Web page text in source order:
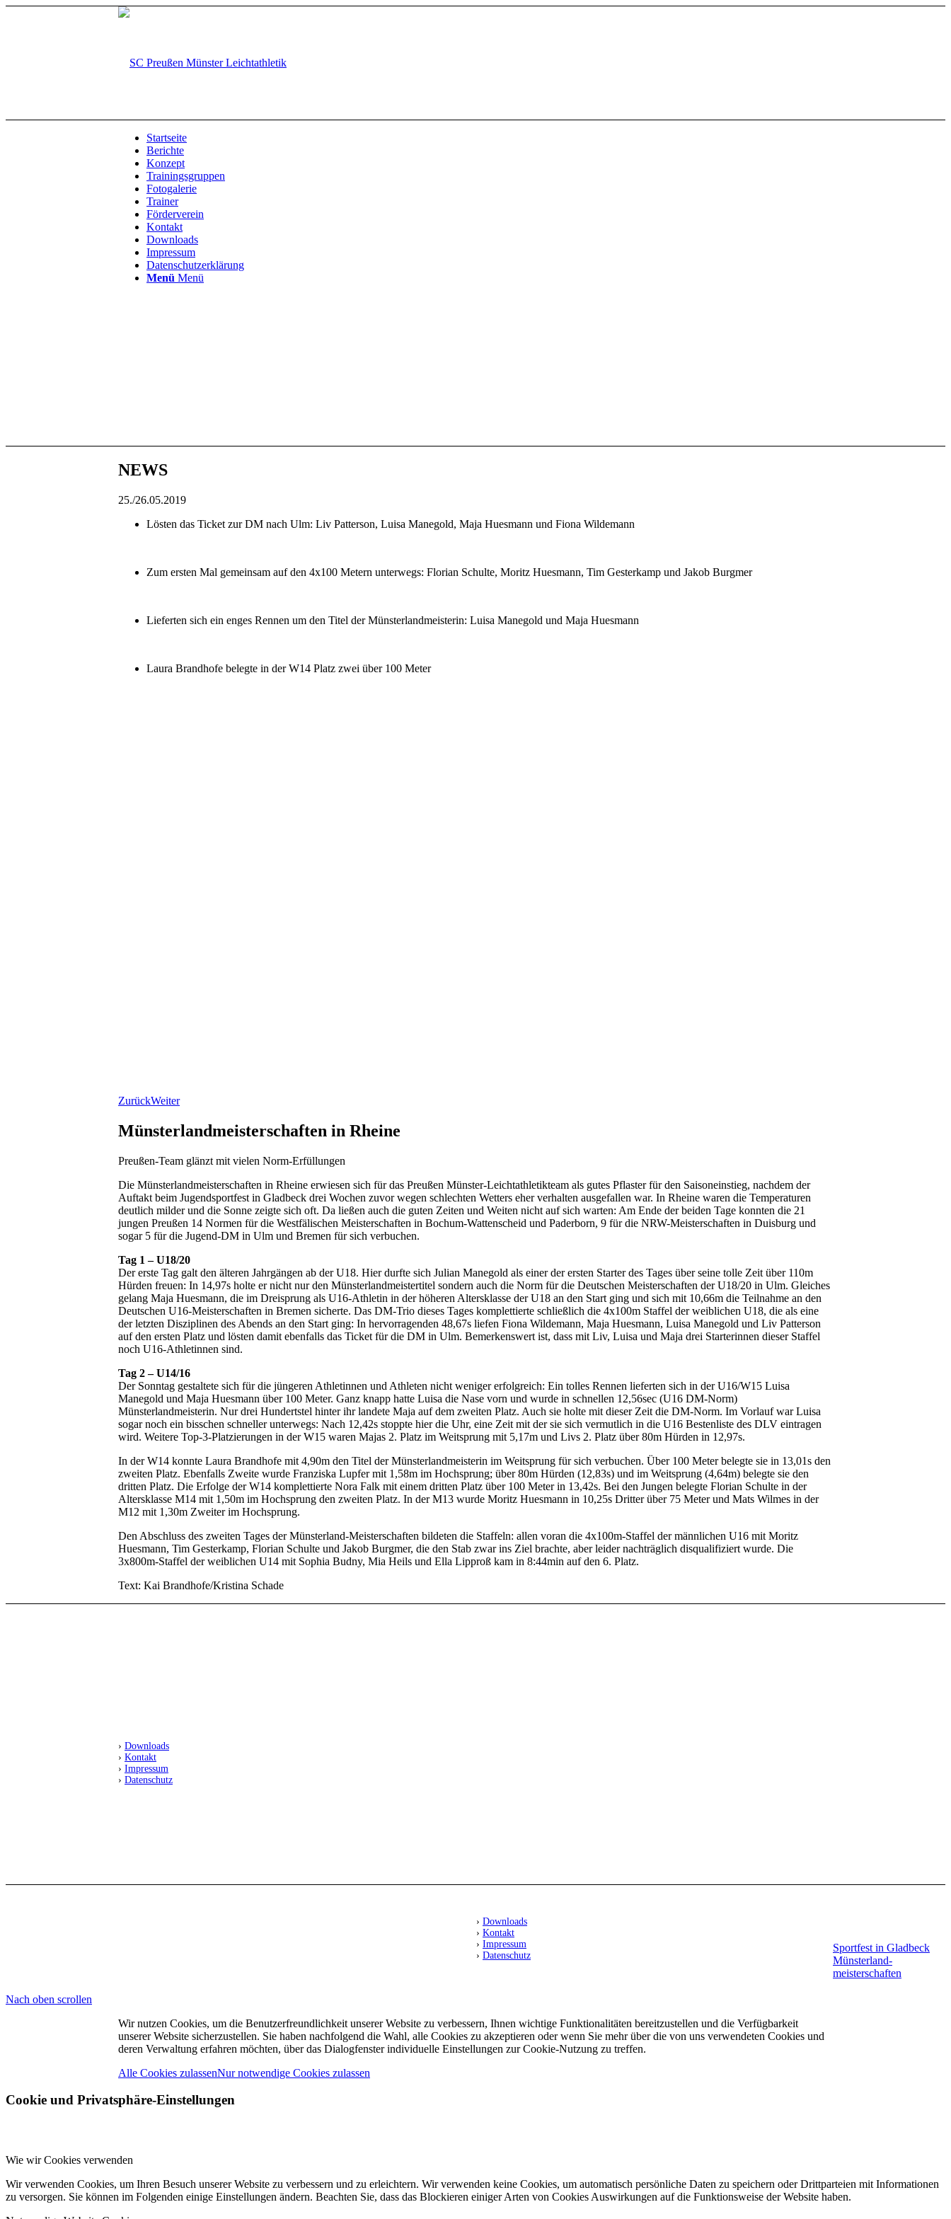
Startseite
Berichte
Konzept
Trainingsgruppen
Fotogalerie
Trainer
Förderverein
Kontakt
Downloads
Impressum
Datenschutzerklärung
Menü Menü
NEWS
25./26.05.2019
Lösten das Ticket zur DM nach Ulm: Liv Patterson, Luisa Manegold, Maja Huesmann und Fiona Wildemann
Zum ersten Mal gemeinsam auf den 4x100 Metern unterwegs: Florian Schulte, Moritz Huesmann, Tim Gesterkamp und Jakob Burgmer
Lieferten sich ein enges Rennen um den Titel der Münsterlandmeisterin: Luisa Manegold und Maja Huesmann
Laura Brandhofe belegte in der W14 Platz zwei über 100 Meter
ZurückWeiter
Münsterlandmeisterschaften in Rheine
Preußen-Team glänzt mit vielen Norm-Erfüllungen
Die Münsterlandmeisterschaften in Rheine erwiesen sich für das Preußen Münster-Leichtathletikteam als gutes Pflaster für den Saisoneinstieg, nachdem der
Auftakt beim Jugendsportfest in Gladbeck drei Wochen zuvor wegen schlechten Wetters eher verhalten ausgefallen war. In Rheine waren die Temperaturen
deutlich milder und die Sonne zeigte sich oft. Da ließen auch die guten Zeiten und Weiten nicht auf sich warten: Am Ende der beiden Tage konnten die 21
jungen Preußen 14 Normen für die Westfälischen Meisterschaften in Bochum-Wattenscheid und Paderborn, 9 für die NRW-Meisterschaften in Duisburg und
sogar 5 für die Jugend-DM in Ulm und Bremen für sich verbuchen.
Tag 1 – U18/20
Der erste Tag galt den älteren Jahrgängen ab der U18. Hier durfte sich Julian Manegold als einer der ersten Starter des Tages über seine tolle Zeit über 110m
Hürden freuen: In 14,97s holte er nicht nur den Münsterlandmeistertitel sondern auch die Norm für die Deutschen Meisterschaften der U18/20 in Ulm. Gleiches
gelang Maja Huesmann, die im Dreisprung als U16-Athletin in der höheren Altersklasse der U18 an den Start ging und sich mit 10,66m die Teilnahme an den
Deutschen U16-Meisterschaften in Bremen sicherte. Das DM-Trio dieses Tages komplettierte schließlich die 4x100m Staffel der weiblichen U18, die als eine
der letzten Disziplinen des Abends an den Start ging: In hervorragenden 48,67s liefen Fiona Wildemann, Maja Huesmann, Luisa Manegold und Liv Patterson
auf den ersten Platz und lösten damit ebenfalls das Ticket für die DM in Ulm. Bemerkenswert ist, dass mit Liv, Luisa und Maja drei Starterinnen dieser Staffel
noch U16-Athletinnen sind.
Tag 2 – U14/16
Der Sonntag gestaltete sich für die jüngeren Athletinnen und Athleten nicht weniger erfolgreich: Ein tolles Rennen lieferten sich in der U16/W15 Luisa
Manegold und Maja Huesmann über 100 Meter. Ganz knapp hatte Luisa die Nase vorn und wurde in schnellen 12,56sec (U16 DM-Norm)
Münsterlandmeisterin. Nur drei Hundertstel hinter ihr landete Maja auf dem zweiten Platz. Auch sie holte mit dieser Zeit die DM-Norm. Im Vorlauf war Luisa
sogar noch ein bisschen schneller unterwegs: Nach 12,42s stoppte hier die Uhr, eine Zeit mit der sie sich vermutlich in die U16 Bestenliste des DLV eintragen
wird. Weitere Top-3-Platzierungen in der W15 waren Majas 2. Platz im Weitsprung mit 5,17m und Livs 2. Platz über 80m Hürden in 12,97s.
In der W14 konnte Laura Brandhofe mit 4,90m den Titel der Münsterlandmeisterin im Weitsprung für sich verbuchen. Über 100 Meter belegte sie in 13,01s den
zweiten Platz. Ebenfalls Zweite wurde Franziska Lupfer mit 1,58m im Hochsprung; über 80m Hürden (12,83s) und im Weitsprung (4,64m) belegte sie den
dritten Platz. Die Erfolge der W14 komplettierte Nora Falk mit einem dritten Platz über 100 Meter in 13,42s. Bei den Jungen belegte Florian Schulte in der
Altersklasse M14 mit 1,50m im Hochsprung den zweiten Platz. In der M13 wurde Moritz Huesmann in 10,25s Dritter über 75 Meter und Mats Wilmes in der
M12 mit 1,30m Zweiter im Hochsprung.
Den Abschluss des zweiten Tages der Münsterland-Meisterschaften bildeten die Staffeln: allen voran die 4x100m-Staffel der männlichen U16 mit Moritz
Huesmann, Tim Gesterkamp, Florian Schulte und Jakob Burgmer, die den Stab zwar ins Ziel brachte, aber leider nachträglich disqualifiziert wurde. Die
3x800m-Staffel der weiblichen U14 mit Sophia Budny, Mia Heils und Ella Lipproß kam in 8:44min auf den 6. Platz.
Text: Kai Brandhofe/Kristina Schade
› Downloads
› Kontakt
› Impressum
› Datenschutz
› Downloads
› Kontakt
› Impressum
› Datenschutz
Sportfest in Gladbeck
Münsterland­
meisterschaften
Nach oben scrollen
Wir nutzen Cookies, um die Benutzerfreundlichkeit unserer Website zu verbessern, Ihnen wichtige Funktionalitäten bereitzustellen und die Verfügbarkeit
unserer Website sicherzustellen. Sie haben nachfolgend die Wahl, alle Cookies zu akzeptieren oder wenn Sie mehr über die von uns verwendeten Cookies und
deren Verwaltung erfahren möchten, über das Dialogfenster individuelle Einstellungen zur Cookie-Nutzung zu treffen.
Alle Cookies zulassenNur notwendige Cookies zulassen
Cookie und Privatsphäre-Einstellungen
Wie wir Cookies verwenden
Wir verwenden Cookies, um Ihren Besuch unserer Website zu verbessern und zu erleichtern. Wir verwenden keine Cookies, um automatisch persönliche Daten zu speichern oder Drittparteien mit Informationen
zu versorgen. Sie können im Folgenden einige Einstellungen ändern. Beachten Sie, dass das Blockieren einiger Arten von Cookies Auswirkungen auf die Funktionsweise der Website haben.